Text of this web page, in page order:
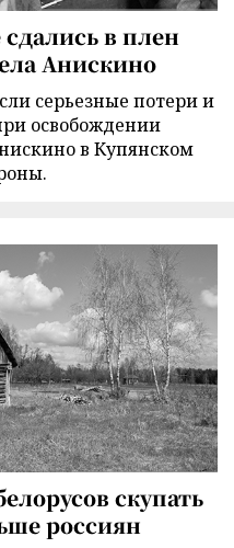
в плен
Анискино
серьезные потери и
освобождении
в Купянском
скупать
россиян